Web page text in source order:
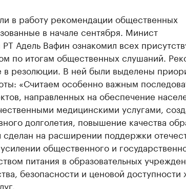
в работу рекомендации общественных
в начале сентября. Минист
РТ Адель Вафин ознакомил всех
по итогам общественных слушаний.
в резолюции. В ней были выделены
«Считаем особенно важным
направленных на обеспечение
медицинскими услугами,
долголетия, повышение качества
сделан на расширении поддержки
общественного и
питания в образовательных
безопасности и ценовой